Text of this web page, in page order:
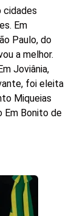
cidades
Em
Paulo, do
a melhor.
Joviânia,
foi eleita
Miqueias
Em Bonito de